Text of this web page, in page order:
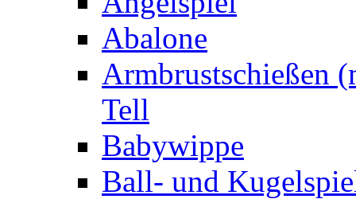
Abalone
Armbrustschießen
Tell
Babywippe
Ball- und